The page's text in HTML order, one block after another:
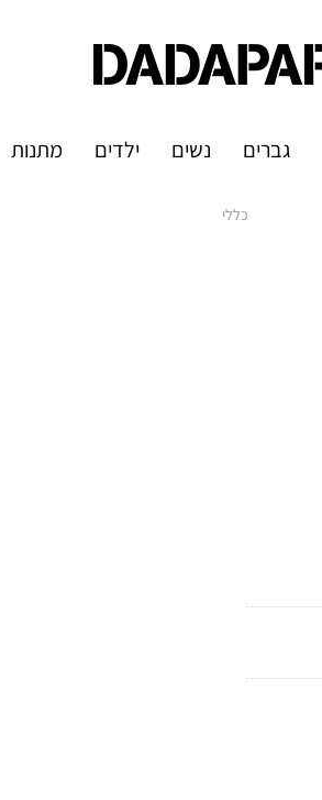
גברים נשים ילדים מתנות
כללי